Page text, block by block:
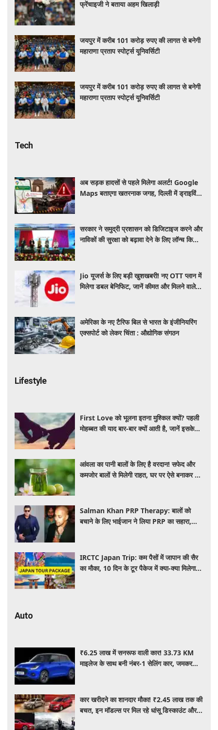
फ्रेंचाइजी ने बताया अहम खिलाड़ी
जयपुर में करीब 101 करोड़ रुपए की लागत से बनेगी
महाराणा प्रताप स्पोर्ट्स यूनिवर्सिटी
जयपुर में करीब 101 करोड़ रुपए की लागत से बनेगी
महाराणा प्रताप स्पोर्ट्स यूनिवर्सिटी
Tech
अब सड़क हादसों से पहले मिलेगा अलर्ट! Google
Maps बताएगा खतरनाक जगह, दिल्ली में ड्राइविंग
सरकार ने समुद्री प्रशासन को डिजिटाइज करने और
नाविकों की सुरक्षा को बढ़ावा देने के लिए लॉन्च किया
Jio यूजर्स के लिए बड़ी खुशखबरी! नए OTT प्लान में
मिलेगा डबल बेनिफिट, जानें कीमत और मिलने वाले
अमेरिका के नए टैरिफ बिल से भारत के इंजीनियरिंग
एक्सपोर्ट को लेकर चिंता : औद्योगिक संगठन
Lifestyle
First Love को भूलना इतना मुश्किल क्यों? पहली
मोहब्बत की याद बार-बार क्यों आती है, जानें इसके
आंवला का पानी बालों के लिए है वरदान! सफेद और
कमजोर बालों से मिलेगी राहत, घर पर ऐसे बनाकर करें
Salman Khan PRP Therapy: बालों को
बचाने के लिए भाईजान ने लिया PRP का सहारा,
IRCTC Japan Trip: कम पैसों में जापान की सैर
का मौका, 10 दिन के टूर पैकेज में क्या-क्या मिलेगा?
Auto
₹6.25 लाख में सनरूफ वाली कार! 33.73 KM
माइलेज के साथ बनी नंबर-1 सेलिंग कार, जमकर
कार खरीदने का शानदार मौका! ₹2.45 लाख तक की
बचत, इन मॉडल्स पर मिल रहे धांसू डिस्काउंट और